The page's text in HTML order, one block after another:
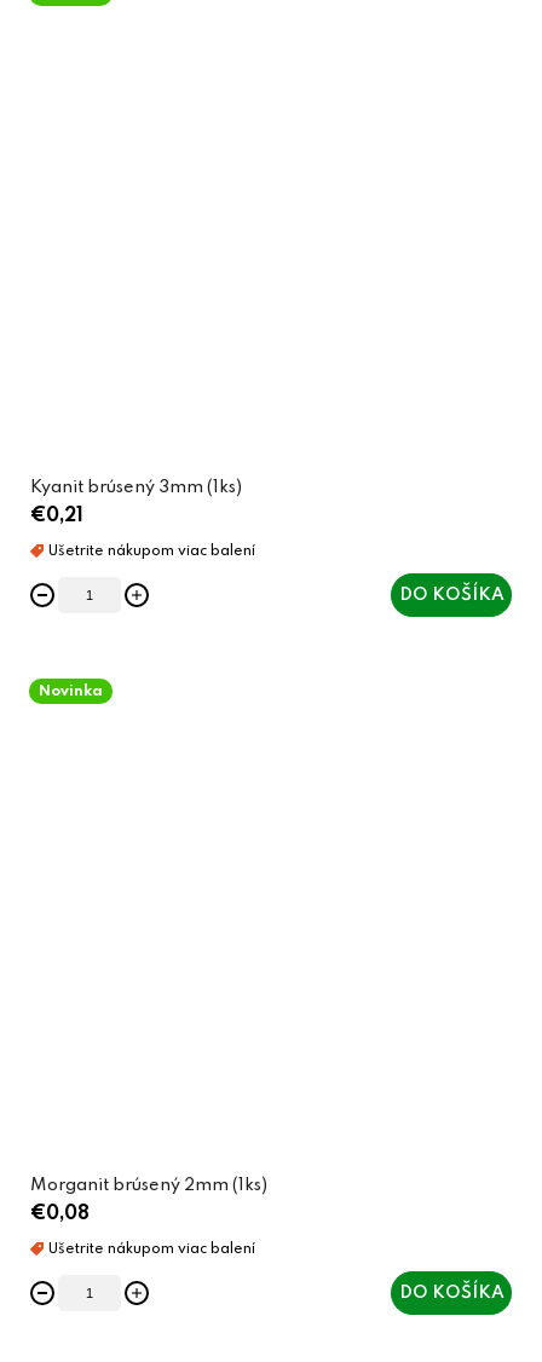
Kyanit brúsený 3mm (1ks)
€0,21
DO KOŠÍKA
Novinka
Morganit brúsený 2mm (1ks)
€0,08
DO KOŠÍKA